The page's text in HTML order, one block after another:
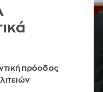
πρόοδος